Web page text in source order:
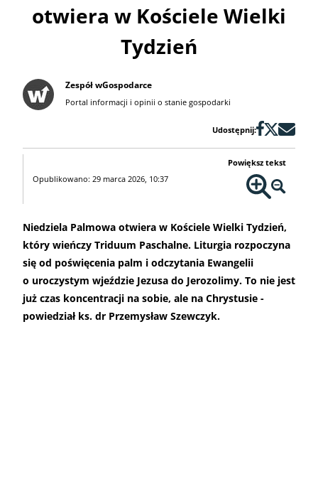
otwiera w Kościele Wielki
Tydzień
Zespół wGospodarce
Portal informacji i opinii o stanie gospodarki
Udostępnij:
Opublikowano: 29 marca 2026, 10:37
Powiększ tekst
Niedziela Palmowa otwiera w Kościele Wielki Tydzień,
który wieńczy Triduum Paschalne. Liturgia rozpoczyna
się od poświęcenia palm i odczytania Ewangelii
o uroczystym wjeździe Jezusa do Jerozolimy. To nie jest
już czas koncentracji na sobie, ale na Chrystusie -
powiedział ks. dr Przemysław Szewczyk.